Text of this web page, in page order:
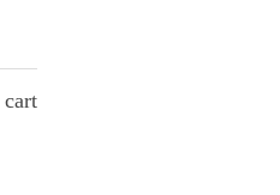
cart